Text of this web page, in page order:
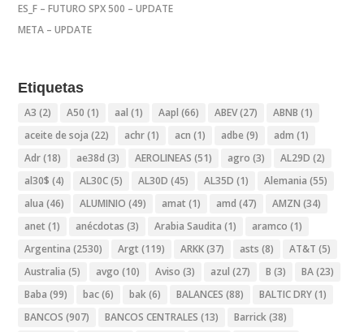
ES_F – FUTURO SPX 500 – UPDATE
META – UPDATE
Etiquetas
A3 (2) A50 (1) aal (1) Aapl (66) ABEV(27) ABNB (1)
aceite de soja (22) achr(1) acn (1) adbe (9) adm (1)
Adr(18) ae38d (3) AEROLINEAS (51) agro (3) AL29D (2)
al30$ (4) AL30C(5) AL30D (45) AL35D (1) Alemania (55)
alua (46) ALUMINIO (49) amat (1) amd (47) AMZN (34)
anet (1) anécdotas (3) Arabia Saudita (1) aramco (1)
Argentina (2530) Argt (119) ARKK(37) asts (8) AT&T (5)
Australia (5) avgo (10) Aviso (3) azul (27) B (3) BA(23)
Baba (99) bac(6) bak(6) BALANCES (88) BALTIC DRY(1)
BANCOS (907) BANCOS CENTRALES (13) Barrick(38)